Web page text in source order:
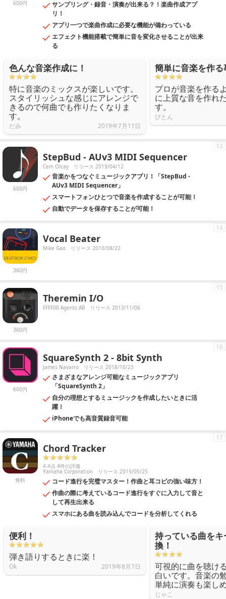
600円
サンプリング・録音・演奏が出来る？！楽曲作成アプ
リ！
アプリ一つで楽曲作成に必要な機能が備わっている
エフェクト機能搭載で簡単に音を変化させることが出来
る
色んな音楽作成に！
特に音楽のミックスが楽しいです。
スタイリッシュな感じにアレンジで
きるので何曲でも作りたくなりま
す。
だみ 2019年7月11日
簡単に音楽を作
プロが音楽を作る
に上質な音を作れ
す。
びとん
600円
StepBud - AUv3 MIDI Sequencer
Cem Olcay リリース 2019/04/12
音楽かをつなぐミュージックアプリ！「StepBud -
AUv3 MIDI Sequencer」
スマートフォンひとつで音楽を作成することが可能！
自動でデータを保存することが可能！
13
360円
Vocal Beater
Mike Gao リリース 2010/08/22
14
360円
Theremin I/O
FFFF00 Agents AB リリース 2013/11/06
15
600円
SquareSynth 2 - 8bit Synth
James Navarro リリース 2018/10/23
さまざまなアレンジ可能なミュージックアプリ
「SquareSynth 2」
自分の理想とするミュージックを作成したいときに活
躍！
iPhoneでも高音質録音可能
16
無料
Chord Tracker
4.4点 4件の評価
Yamaha Corporation リリース 2015/05/25
コード進行を完璧マスター！作曲と耳コピの強い味方！
作曲の際に考えているコード進行をすぐに入力して音と
して再生出来る
スマホにある曲を読み込んでコードを分析してくれる
17
便利！
弾き語りするときに楽！
Ok 2019年8月7日
持っている曲を
換！
可視的に曲を聴け
白いです。音楽の
単純に演奏も楽し
じゃこ